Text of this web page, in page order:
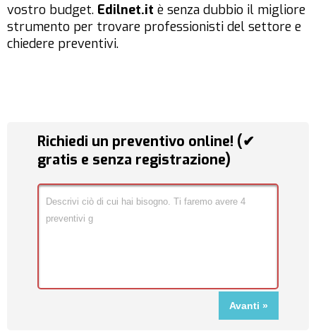
vostro budget. Edilnet.it è senza dubbio il migliore
strumento per trovare professionisti del settore e
chiedere preventivi.
Richiedi un preventivo online! (✔
gratis e senza registrazione)